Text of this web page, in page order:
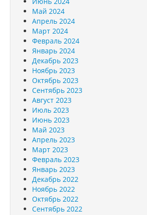
Май 2024
Апрель 2024
Март 2024
Февраль 2024
Январь 2024
Декабрь 2023
Ноябрь 2023
Октябрь 2023
Сентябрь 2023
Август 2023
Июль 2023
Июнь 2023
Май 2023
Апрель 2023
Март 2023
Февраль 2023
Январь 2023
Декабрь 2022
Ноябрь 2022
Октябрь 2022
Сентябрь 2022